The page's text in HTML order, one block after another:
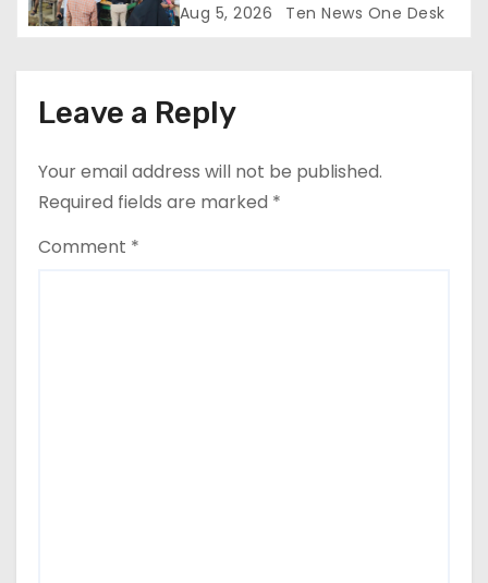
Aug 5, 2026 Ten News One Desk
Leave a Reply
Your email address will not be published.
Required fields are marked *
Comment *